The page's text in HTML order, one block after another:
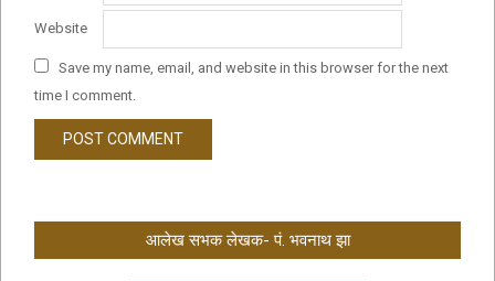
Website
Save my name, email, and website in this browser for the next
time I comment.
आलेख सभक लेखक- पं. भवनाथ झा